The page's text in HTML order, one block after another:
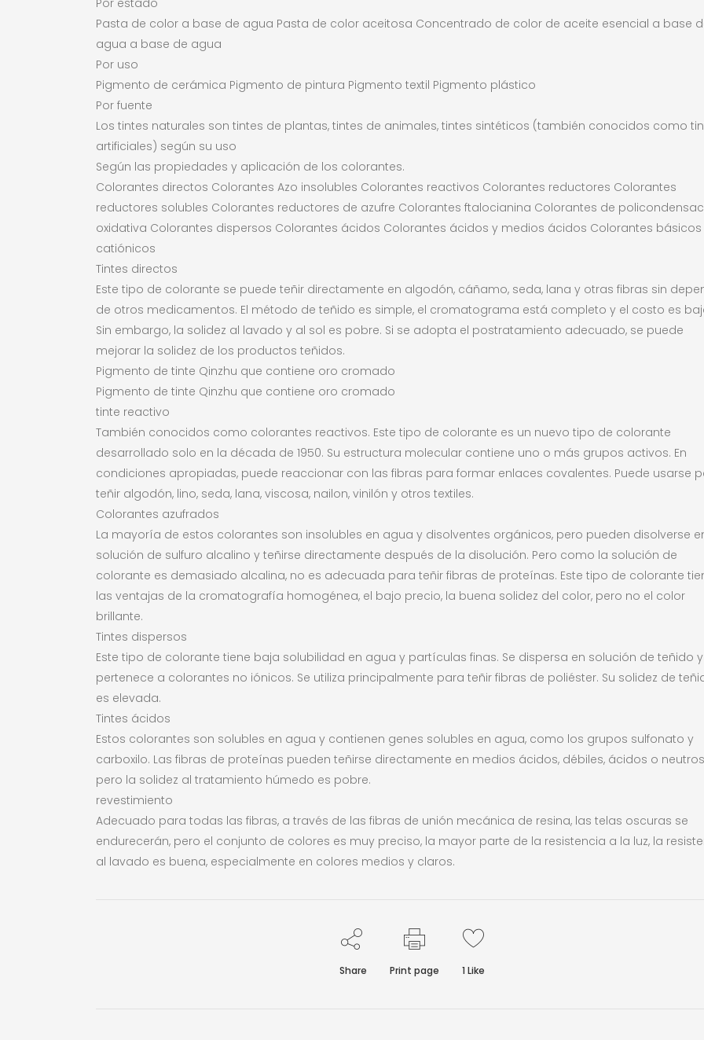
Pasta de color a base de agua Pasta de color aceitosa Concentrado de color de aceite esencial a base
agua a base de agua
Por uso
Pigmento de cerámica Pigmento de pintura Pigmento textil Pigmento plástico
Por fuente
Los tintes naturales son tintes de plantas, tintes de animales, tintes sintéticos (también conocidos como
artificiales) según su uso
Según las propiedades y aplicación de los colorantes.
Colorantes directos Colorantes Azo insolubles Colorantes reactivos Colorantes reductores Colorantes
reductores solubles Colorantes reductores de azufre Colorantes ftalocianina Colorantes de
oxidativa Colorantes dispersos Colorantes ácidos Colorantes ácidos y medios ácidos Colorantes básicos
catiónicos
Tintes directos
Este tipo de colorante se puede teñir directamente en algodón, cáñamo, seda, lana y otras fibras sin
de otros medicamentos. El método de teñido es simple, el cromatograma está completo y el costo es
Sin embargo, la solidez al lavado y al sol es pobre. Si se adopta el postratamiento adecuado, se puede
mejorar la solidez de los productos teñidos.
Pigmento de tinte Qinzhu que contiene oro cromado
Pigmento de tinte Qinzhu que contiene oro cromado
tinte reactivo
También conocidos como colorantes reactivos. Este tipo de colorante es un nuevo tipo de colorante
desarrollado solo en la década de 1950. Su estructura molecular contiene uno o más grupos activos. En
condiciones apropiadas, puede reaccionar con las fibras para formar enlaces covalentes. Puede usarse
teñir algodón, lino, seda, lana, viscosa, nailon, vinilón y otros textiles.
Colorantes azufrados
La mayoría de estos colorantes son insolubles en agua y disolventes orgánicos, pero pueden disolverse
solución de sulfuro alcalino y teñirse directamente después de la disolución. Pero como la solución de
colorante es demasiado alcalina, no es adecuada para teñir fibras de proteínas. Este tipo de colorante
las ventajas de la cromatografía homogénea, el bajo precio, la buena solidez del color, pero no el color
brillante.
Tintes dispersos
Este tipo de colorante tiene baja solubilidad en agua y partículas finas. Se dispersa en solución de teñido y
pertenece a colorantes no iónicos. Se utiliza principalmente para teñir fibras de poliéster. Su solidez de
es elevada.
Tintes ácidos
Estos colorantes son solubles en agua y contienen genes solubles en agua, como los grupos sulfonato y
carboxilo. Las fibras de proteínas pueden teñirse directamente en medios ácidos, débiles, ácidos o
pero la solidez al tratamiento húmedo es pobre.
revestimiento
Adecuado para todas las fibras, a través de las fibras de unión mecánica de resina, las telas oscuras se
endurecerán, pero el conjunto de colores es muy preciso, la mayor parte de la resistencia a la luz, la
al lavado es buena, especialmente en colores medios y claros.
Share Print page 1 Like